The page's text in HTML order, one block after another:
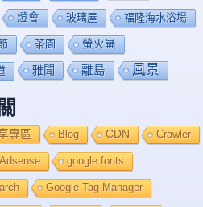
燈會 玻璃屋 福隆海水浴場
茶園 螢火蟲
雅聞 離島 風景
專區 Blog CDN Crawler
google fonts
Google Tag Manager